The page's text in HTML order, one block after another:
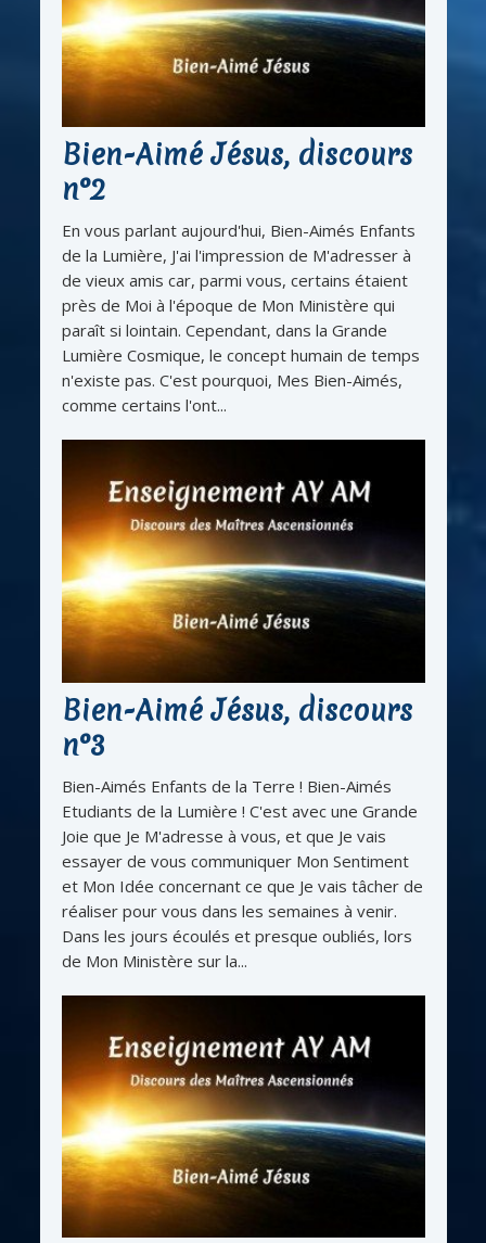
Bien-Aimé Jésus, discours
n°2
En vous parlant aujourd'hui, Bien-Aimés Enfants
de la Lumière, J'ai l'impression de M'adresser à
de vieux amis car, parmi vous, certains étaient
près de Moi à l'époque de Mon Ministère qui
paraît si lointain. Cependant, dans la Grande
Lumière Cosmique, le concept humain de temps
n'existe pas. C'est pourquoi, Mes Bien-Aimés,
comme certains l'ont...
Bien-Aimé Jésus, discours
n°3
Bien-Aimés Enfants de la Terre ! Bien-Aimés
Etudiants de la Lumière ! C'est avec une Grande
Joie que Je M'adresse à vous, et que Je vais
essayer de vous communiquer Mon Sentiment
et Mon Idée concernant ce que Je vais tâcher de
réaliser pour vous dans les semaines à venir.
Dans les jours écoulés et presque oubliés, lors
de Mon Ministère sur la...